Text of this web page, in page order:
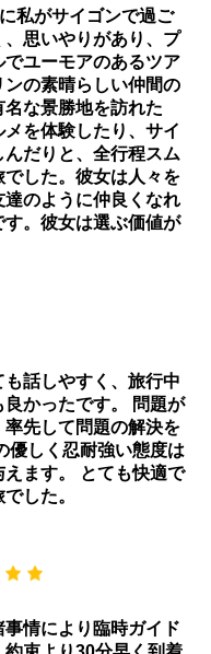
私がサイゴンで過ご
、思いやりがあり、プ
でユーモアのあるツア
の素晴らしい仲間の
な景勝地を訪れた
メを体験したり、サイ
んだりと、全行程スム
した。彼女は人々を
のように仲良くなれ
す。彼女は選ぶ価値が
も話しやすく、旅行中
かったです。 問題が
先して問題の解決を
優しく忍耐強い態度は
えます。 とても快適で
した。
情により臨時ガイド